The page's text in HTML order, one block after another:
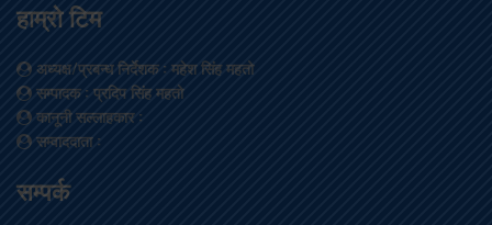
हाम्रो टिम
अध्यक्ष/प्रबन्ध निर्देशक: महेश सिंह महतो
सम्पादक: प्रदिप सिंह महतो
कानूनी सल्लाहकार:
सम्वाददाता:
सम्पर्क